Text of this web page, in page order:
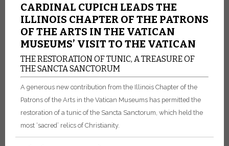
CARDINAL CUPICH LEADS THE
ILLINOIS CHAPTER OF THE PATRONS
OF THE ARTS IN THE VATICAN
MUSEUMS’ VISIT TO THE VATICAN
THE RESTORATION OF TUNIC, A TREASURE OF
THE SANCTA SANCTORUM
A generous new contribution from the Illinois Chapter of the
Patrons of the Arts in the Vatican Museums has permitted the
restoration of a tunic of the Sancta Sanctorum, which held the
most ‘sacred’ relics of Christianity.